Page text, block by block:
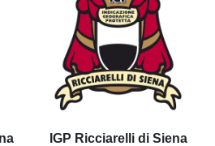
IGP Ricciarelli di Siena